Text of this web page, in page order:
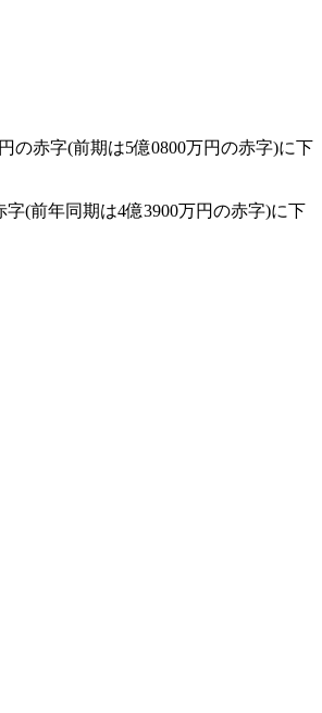
の赤字(前期は5億0800万円の赤字)に下
(前年同期は4億3900万円の赤字)に下